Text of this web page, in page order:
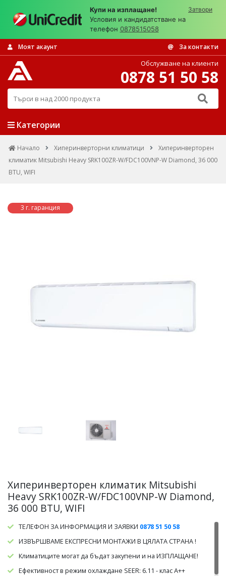
Купи на изплащане!
Условия и кандидатстване на
телефон 0878515058
Затвори
Моят акаунт За контакти
Търси в над 2000 продукта
Обслужване на клиенти
0878 51 50 58
Категории
Начало Хиперинверторни климатици
Хиперинверторен
климатик Mitsubishi Heavy SRK100ZR-W/FDC100VNP-W Diamond, 36 000
BTU, WIFI
3 г. гаранция
Хиперинверторен климатик Mitsubishi
Heavy SRK100ZR-W/FDC100VNP-W Diamond,
36 000 BTU, WIFI
ТЕЛЕФОН ЗА ИНФОРМАЦИЯ И ЗАЯВКИ 0878 51 50 58
ИЗВЪРШВАМЕ ЕКСПРЕСНИ МОНТАЖИ В ЦЯЛАТА СТРАНА !
Климатиците могат да бъдат закупени и на ИЗПЛАЩАНЕ!
Ефективност в режим охлаждане SEER: 6.11 - клас А++